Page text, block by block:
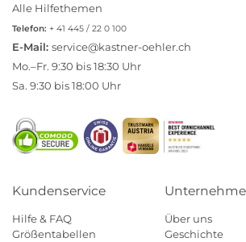
Alle Hilfethemen
Telefon: + 41 445 / 22 0 100
E-Mail: service@kastner-oehler.ch
Mo.–Fr. 9:30 bis 18:30 Uhr
Sa. 9:30 bis 18:00 Uhr
Kundenservice
Hilfe & FAQ
Größentabellen
Über uns
Geschichte